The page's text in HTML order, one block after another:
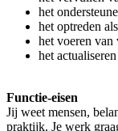
het
het optreden
het voeren van
het
Functie-eisen
Jij weet mensen,
praktijk. Je werk